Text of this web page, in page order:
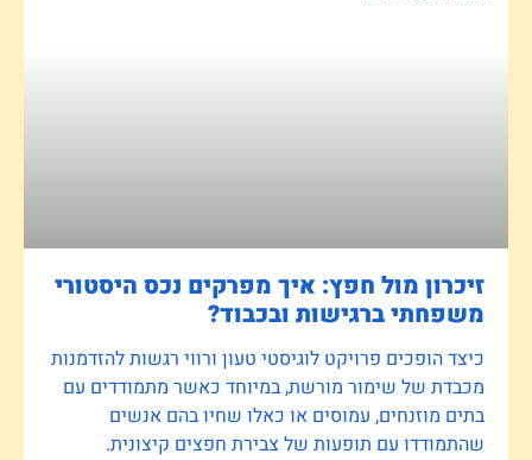
זיכרון מול חפץ: איך מפרקים נכס היסטורי
משפחתי ברגישות ובכבוד?
כיצד הופכים פרויקט לוגיסטי טעון ורווי רגשות להזדמנות
מכבדת של שימור מורשת, במיוחד כאשר מתמודדים עם
בתים מוזנחים, עמוסים או כאלו שחיו בהם אנשים
שהתמודדו עם תופעות של צבירת חפצים קיצונית.